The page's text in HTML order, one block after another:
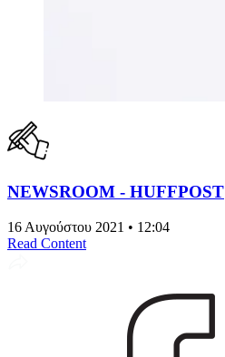
NEWSROOM - HUFFPOST
16 Αυγούστου 2021 • 12:04
Read Content